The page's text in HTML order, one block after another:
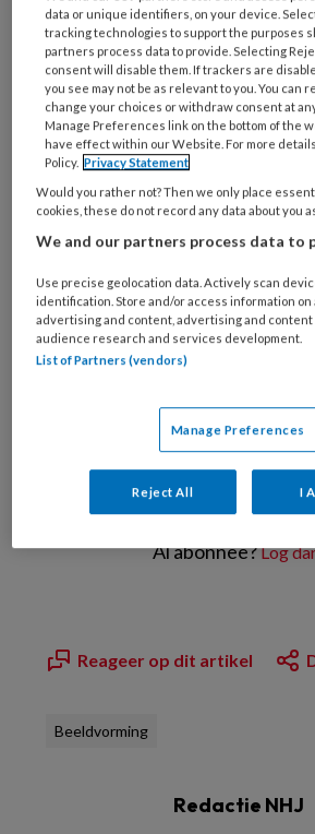
Maak eenmalig een account
Artikelen van het
Journal zijn alleen
medische professionals.
aanmelden als u een
voorschrijfbevoegdheid of
beroep of
Onbeperkt berichten en
Netherlands Heart Journal
Aanbevelingen en
Zelf reageren op artikelen
Al abonnee?Log
Reageer op dit artikel
Beeldvorming
Redactie NHJ
data or unique identifiers, on your device.
tracking technologies to support the purposes
partners process data to provide. Selecting
consent will disable them. If trackers are
you see may not be as relevant to you. You can
change your choices or withdraw consent at
Manage Preferences link on the bottom of the
have effect within our Website. For more
Policy. Privacy Statement
Would you rather not? Then we only place
cookies, these do not record any data about you
We and our partners process data to
Use precise geolocation data. Actively scan
identification. Store and/or access information on
advertising and content, advertising and content
audience research and services development.
List of Partners (vendors)
Manage Preferences
Reject All I